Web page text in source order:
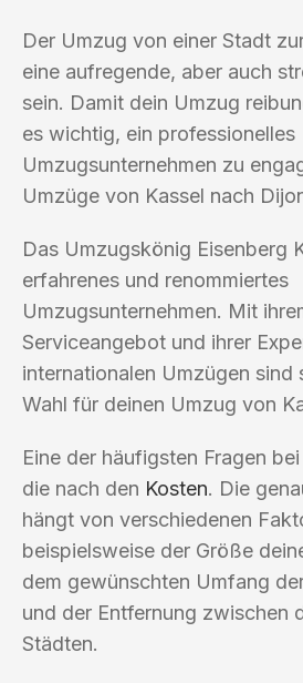
Der Umzug von einer Stadt
eine aufregende, aber auch
sein. Damit dein Umzug
es wichtig, ein professionelles
Umzugsunternehmen zu
Umzüge von Kassel nach
Das Umzugskönig Eisenberg
erfahrenes und renommiertes
Umzugsunternehmen. Mit
Serviceangebot und ihrer
internationalen Umzügen sind
Wahl für deinen Umzug von
Eine der häufigsten Fragen
die nach den Kosten. Die
hängt von verschiedenen
beispielsweise der Größe
dem gewünschten Umfang
und der Entfernung zwischen
Städten.